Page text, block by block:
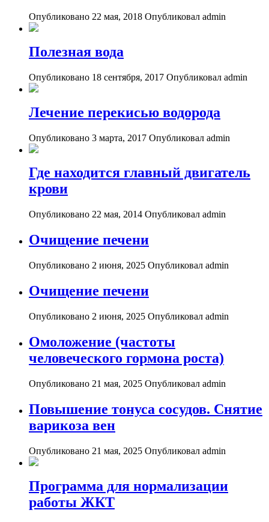
Опубликовано 22 мая, 2018 Опубликовал admin
Полезная вода
Опубликовано 18 сентября, 2017 Опубликовал admin
Лечение перекисью водорода
Опубликовано 3 марта, 2017 Опубликовал admin
Где находится главный двигатель
крови
Опубликовано 22 мая, 2014 Опубликовал admin
Очищение печени
Опубликовано 2 июня, 2025 Опубликовал admin
Очищение печени
Опубликовано 2 июня, 2025 Опубликовал admin
Омоложение (частоты
человеческого гормона роста)
Опубликовано 21 мая, 2025 Опубликовал admin
Повышение тонуса сосудов. Снятие
варикоза вен
Опубликовано 21 мая, 2025 Опубликовал admin
Программа для нормализации
работы ЖКТ